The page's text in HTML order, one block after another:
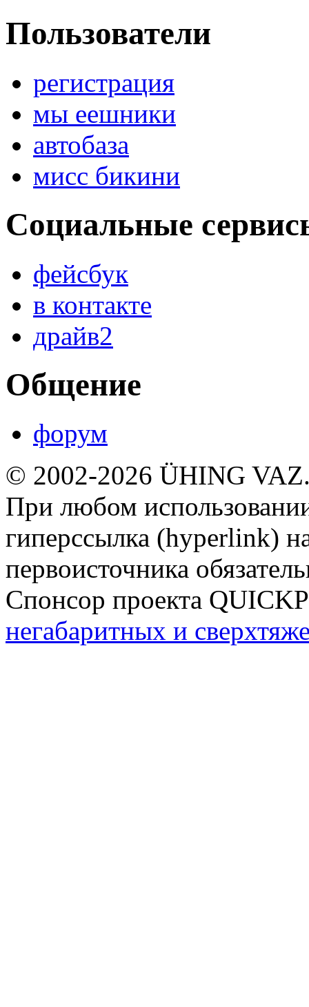
Пользователи
регистрация
мы еешники
автобаза
мисс бикини
Социальные
фейсбук
в контакте
драйв2
Общение
форум
© 2002-2026 ÜHING
При любом
гиперссылка (hyperlink)
первоисточника
Спонсор проекта
негабаритных и